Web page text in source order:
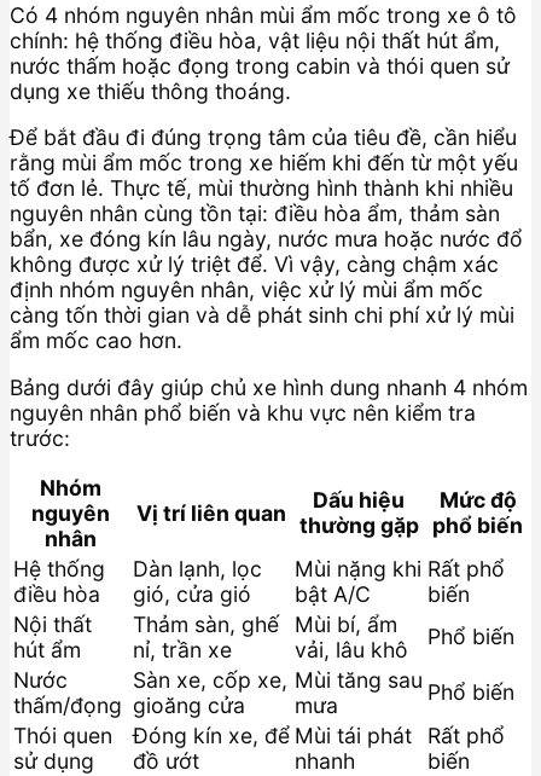
Có 4 nhóm nguyên nhân mùi ẩm mốc trong xe ô tô
chính: hệ thống điều hòa, vật liệu nội thất hút ẩm,
nước thấm hoặc đọng trong cabin và thói quen sử
dụng xe thiếu thông thoáng.
Để bắt đầu đi đúng trọng tâm của tiêu đề, cần hiểu
rằng mùi ẩm mốc trong xe hiếm khi đến từ một yếu
tố đơn lẻ. Thực tế, mùi thường hình thành khi nhiều
nguyên nhân cùng tồn tại: điều hòa ẩm, thảm sàn
bẩn, xe đóng kín lâu ngày, nước mưa hoặc nước đổ
không được xử lý triệt để. Vì vậy, càng chậm xác
định nhóm nguyên nhân, việc xử lý mùi ẩm mốc
càng tốn thời gian và dễ phát sinh chi phí xử lý mùi
ẩm mốc cao hơn.
Bảng dưới đây giúp chủ xe hình dung nhanh 4 nhóm
nguyên nhân phổ biến và khu vực nên kiểm tra
trước:
Nhóm
nguyên
nhân
Vị trí liên quan
Dấu hiệu
thường gặp
Mức độ
phổ biến
Hệ thống
điều hòa
Dàn lạnh, lọc
gió, cửa gió
Mùi nặng khi
bật A/C
Rất phổ
biến
Nội thất
hút ẩm
Thảm sàn, ghế
nỉ, trần xe
Mùi bí, ẩm
vải, lâu khô
Phổ biến
Nước
thấm/đọng
Sàn xe, cốp xe,
gioăng cửa
Mùi tăng sau
mưa
Phổ biến
Thói quen
sử dụng
Đóng kín xe, để
đồ ướt
Mùi tái phát
nhanh
Rất phổ
biến